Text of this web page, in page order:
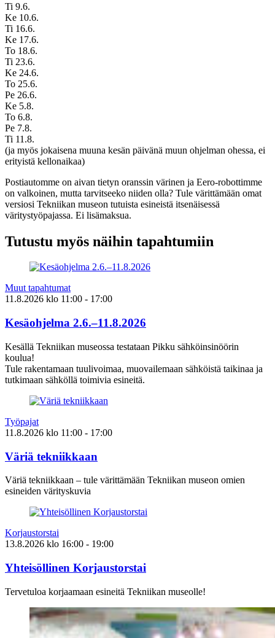
Ti 9.6.
Ke 10.6.
Ti 16.6.
Ke 17.6.
To 18.6.
Ti 23.6.
Ke 24.6.
To 25.6.
Pe 26.6.
Ke 5.8.
To 6.8.
Pe 7.8.
Ti 11.8.
(ja myös jokaisena muuna kesän päivänä muun ohjelman ohessa, ei
erityistä kellonaikaa)
Postiautomme on aivan tietyn oranssin värinen ja Eero-robottimme
on valkoinen, mutta tarvitseeko niiden olla? Tule värittämään omat
versiosi Tekniikan museon tutuista esineistä itsenäisessä
väritystyöpajassa. Ei lisämaksua.
Tutustu myös näihin tapahtumiin
Muut tapahtumat
11.8.2026 klo 11:00 - 17:00
Kesäohjelma 2.6.–11.8.2026
Kesällä Tekniikan museossa testataan Pikku sähköinsinöörin
koulua!
Tule rakentamaan tuulivoimaa, muovailemaan sähköistä taikinaa ja
tutkimaan sähköllä toimivia esineitä.
Työpajat
11.8.2026 klo 11:00 - 17:00
Väriä tekniikkaan
Väriä tekniikkaan – tule värittämään Tekniikan museon omien
esineiden värityskuvia
Korjaustorstai
13.8.2026 klo 16:00 - 19:00
Yhteisöllinen Korjaustorstai
Tervetuloa korjaamaan esineitä Tekniikan museolle!